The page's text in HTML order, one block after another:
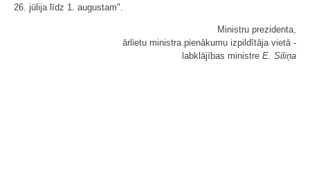
26. jūlija līdz 1. augustam".
Ministru prezidenta,
ārlietu ministra pienākumu izpildītāja vietā -
labklājības ministre E. Siliņa